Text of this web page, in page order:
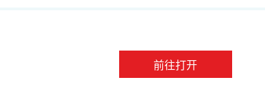
前往打开